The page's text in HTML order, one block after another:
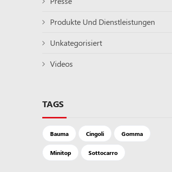
Produkte Und Dienstleistungen
Unkategorisiert
Videos
TAGS
Bauma Cingoli Gomma
Minitop Sottocarro